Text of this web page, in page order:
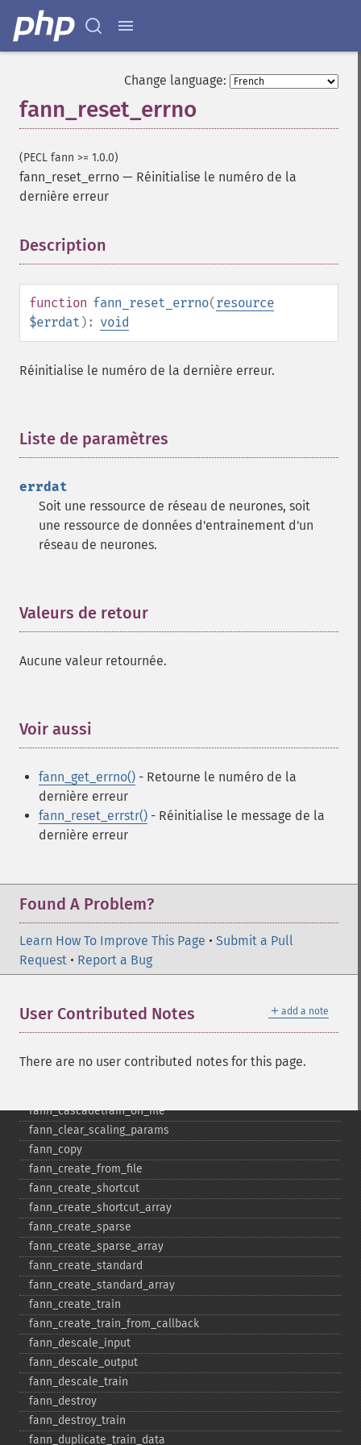
Change language:
fann_reset_errno
(PECL fann >= 1.0.0)
fann_reset_errno — Réinitialise le numéro de la
dernière erreur
Description
function fann_reset_errno(resource
$errdat ): void
Réinitialise le numéro de la dernière erreur.
Liste de paramètres
errdat
Soit une ressource de réseau de neurones, soit
une ressource de données d'entrainement d'un
réseau de neurones.
Valeurs de retour
Aucune valeur retournée.
Voir aussi
fann_get_errno() - Retourne le numéro de la
dernière erreur
fann_reset_errstr() - Réinitialise le message de la
dernière erreur
Found A Problem?
Learn How To Improve This Page • Submit a Pull
Request • Report a Bug
＋ add a note
User Contributed Notes
There are no user contributed notes for this page.
Fonctions Fann
fann_​cascadetrain_​on_​file
fann_​clear_​scaling_​params
fann_​copy
fann_​create_​from_​file
fann_​create_​shortcut
fann_​create_​shortcut_​array
fann_​create_​sparse
fann_​create_​sparse_​array
fann_​create_​standard
fann_​create_​standard_​array
fann_​create_​train
fann_​create_​train_​from_​callback
fann_​descale_​input
fann_​descale_​output
fann_​descale_​train
fann_​destroy
fann_​destroy_​train
fann_​duplicate_​train_​data